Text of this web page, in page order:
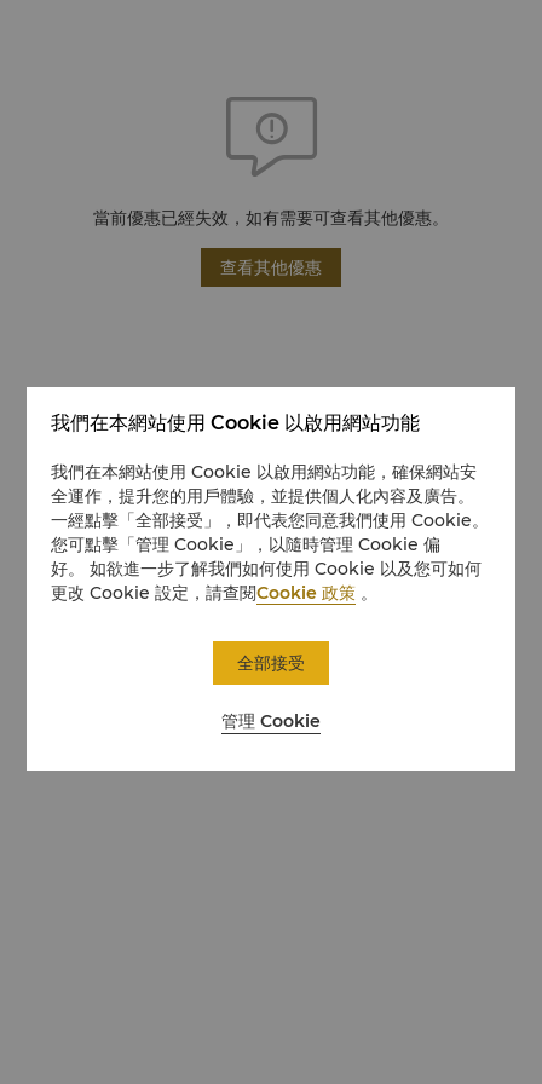
當前優惠已經失效，如有需要可查看其他優惠。
查看其他優惠
我們在本網站使用 Cookie 以啟用網站功能
我們在本網站使用 Cookie 以啟用網站功能，確保網站安
全運作，提升您的用戶體驗，並提供個人化內容及廣告。
一經點擊「全部接受」，即代表您同意我們使用 Cookie。
您可點擊「管理 Cookie」，以隨時管理 Cookie 偏
好。 如欲進一步了解我們如何使用 Cookie 以及您可如何
更改 Cookie 設定，請查閱Cookie 政策 。
管理 Cookie
全部接受